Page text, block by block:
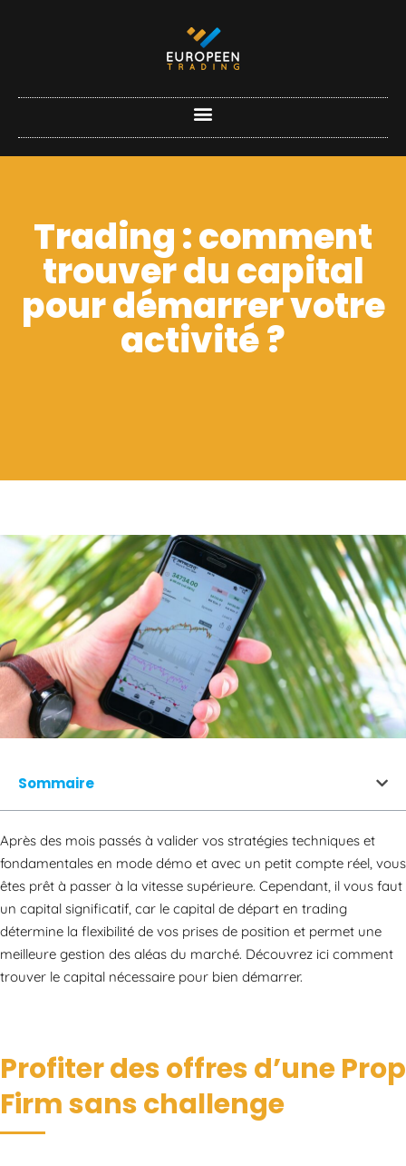
Trading : comment
trouver du capital
pour démarrer votre
activité ?
Sommaire
Après des mois passés à valider vos stratégies techniques et
fondamentales en mode démo et avec un petit compte réel, vous
êtes prêt à passer à la vitesse supérieure. Cependant, il vous faut
un capital significatif, car le capital de départ en trading
détermine la flexibilité de vos prises de position et permet une
meilleure gestion des aléas du marché. Découvrez ici comment
trouver le capital nécessaire pour bien démarrer.
Profiter des offres d’une Prop
Firm sans challenge